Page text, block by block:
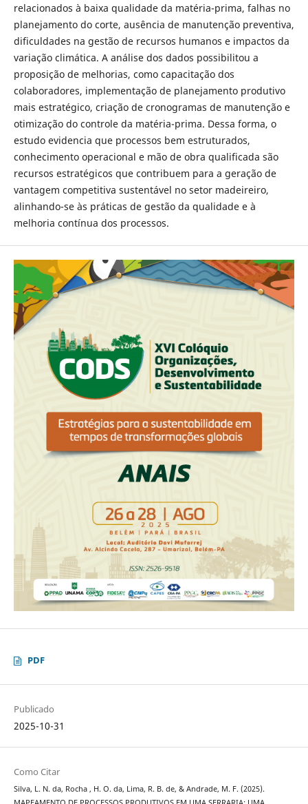
relacionados à baixa qualidade da matéria-prima, falhas no
planejamento do corte, ausência de manutenção preventiva,
dificuldades na gestão de recursos humanos e impactos da
variação climática. A análise dos dados possibilitou a
proposição de melhorias, como capacitação dos
colaboradores, implementação de planejamento produtivo
mais estratégico, criação de cronogramas de manutenção e
otimização do controle da matéria-prima. Dessa forma, o
estudo evidencia que processos bem estruturados,
conhecimento operacional e mão de obra qualificada são
recursos estratégicos que contribuem para a geração de
vantagem competitiva sustentável no setor madeireiro,
alinhando-se às práticas de gestão da qualidade e à
melhoria contínua dos processos.
PDF
Publicado
2025-10-31
Como Citar
Silva, L. N. da, Rocha , H. O. da, Lima, R. B. de, & Andrade, M. F. (2025).